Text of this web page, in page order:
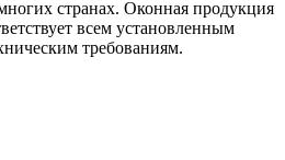
странах. Оконная продукция
всем установленным
требованиям.